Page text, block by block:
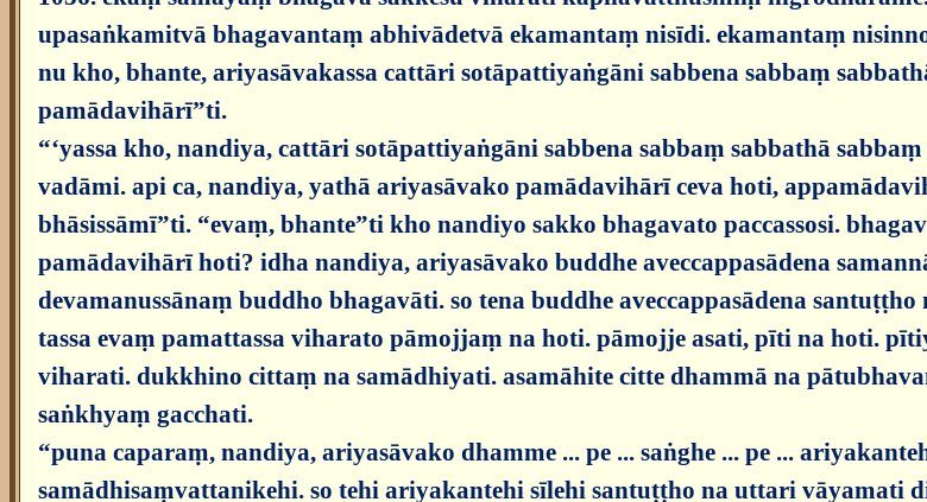
upasaṅkamitvā bhagavantaṃ abhivādetvā ekamantaṃ nisīdi. ekamantaṃ
nu kho, bhante, ariyasāvakassa cattāri sotāpattiyaṅgāni sabbena sabbaṃ
pamādavihārī”ti.
“‘yassa kho, nandiya, cattāri sotāpattiyaṅgāni sabbena sabbaṃ sabbathā
vadāmi. api ca, nandiya, yathā ariyasāvako pamādavihārī ceva hoti,
bhāsissāmī”ti. “evaṃ, bhante”ti kho nandiyo sakko bhagavato paccassosi.
pamādavihārī hoti? idha nandiya, ariyasāvako buddhe aveccappasādena
devamanussānaṃ buddho bhagavāti. so tena buddhe aveccappasādena
tassa evaṃ pamattassa viharato pāmojjaṃ na hoti. pāmojje asati, pīti na hoti.
viharati. dukkhino cittaṃ na samādhiyati. asamāhite citte dhammā na
saṅkhyaṃ gacchati.
“puna caparaṃ, nandiya, ariyasāvako dhamme ... pe ... saṅghe ... pe ...
samādhisaṃvattanikehi. so tehi ariyakantehi sīlehi santuṭṭho na uttari vāyamati